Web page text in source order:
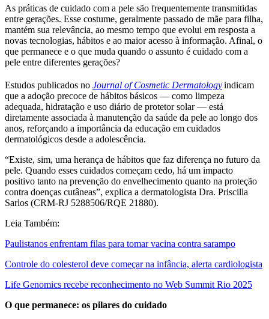
As práticas de cuidado com a pele são frequentemente transmitidas
entre gerações. Esse costume, geralmente passado de mãe para filha,
mantém sua relevância, ao mesmo tempo que evolui em resposta a
novas tecnologias, hábitos e ao maior acesso à informação. Afinal, o
que permanece e o que muda quando o assunto é cuidado com a
pele entre diferentes gerações?
Estudos publicados no Journal of Cosmetic Dermatologyindicam
que a adoção precoce de hábitos básicos — como limpeza
adequada, hidratação e uso diário de protetor solar — está
diretamente associada à manutenção da saúde da pele ao longo dos
anos, reforçando a importância da educação em cuidados
dermatológicos desde a adolescência.
“Existe, sim, uma herança de hábitos que faz diferença no futuro da
pele. Quando esses cuidados começam cedo, há um impacto
positivo tanto na prevenção do envelhecimento quanto na proteção
contra doenças cutâneas”, explica a dermatologista Dra. Priscilla
Sarlos (CRM-RJ 5288506/RQE 21880).
Leia Também:
Paulistanos enfrentam filas para tomar vacina contra sarampo
Controle do colesterol deve começar na infância, alerta cardiologista
Life Genomics recebe reconhecimento no Web Summit Rio 2025
O que permanece: os pilares do cuidado